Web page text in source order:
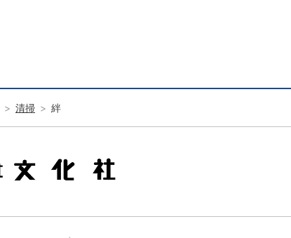
清掃 絆